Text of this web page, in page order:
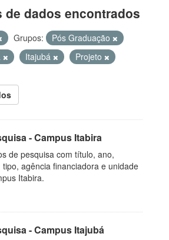
de dados encontrados
Grupos:
Pós Graduação
Itajubá
Projeto
- Campus Itabira
de pesquisa com título, ano,
agência financiadora e unidade
Itabira.
- Campus Itajubá